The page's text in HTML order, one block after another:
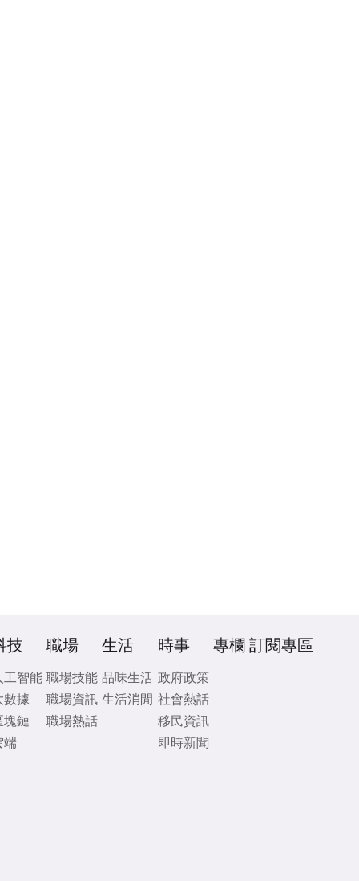
技
工智能
數據
塊鏈
端
職場
職場技能
職場資訊
職場熱話
生活
品味生活
生活消閒
時事
政府政策
社會熱話
移民資訊
即時新聞
專欄 訂閱專區